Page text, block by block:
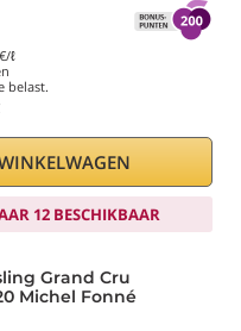
€/ℓ
belast.
12 BESCHIKBAAR
Grand Cru
Michel Fonné